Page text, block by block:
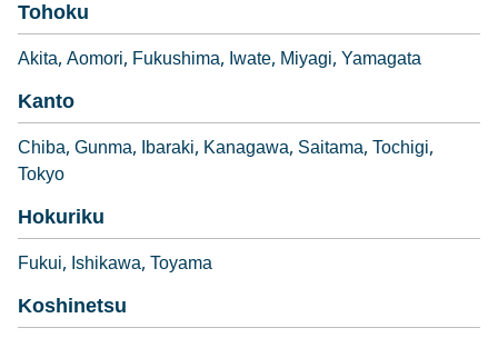
Tohoku
Akita Aomori Fukushima Iwate Miyagi Yamagata
Kanto
Chiba Gunma Ibaraki Kanagawa Saitama Tochigi
Tokyo
Hokuriku
Fukui Ishikawa Toyama
Koshinetsu